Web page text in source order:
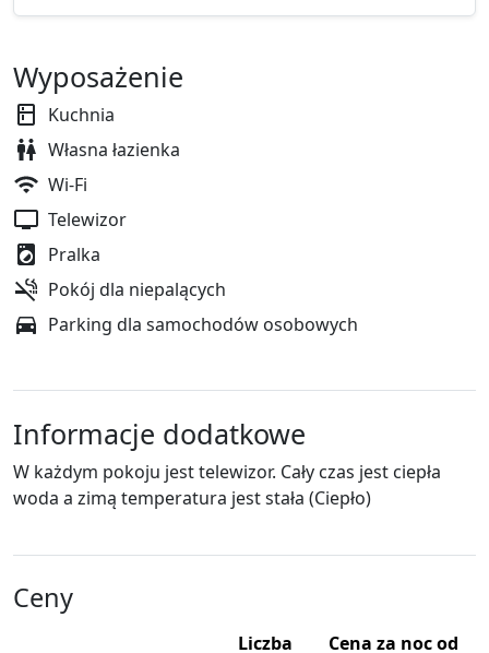
Wyposażenie
Kuchnia
Własna łazienka
Wi-Fi
Telewizor
Pralka
Pokój dla niepalących
Parking dla samochodów osobowych
Informacje dodatkowe
W każdym pokoju jest telewizor. Cały czas jest ciepła
woda a zimą temperatura jest stała (Ciepło)
Ceny
Liczba
Cena za noc od